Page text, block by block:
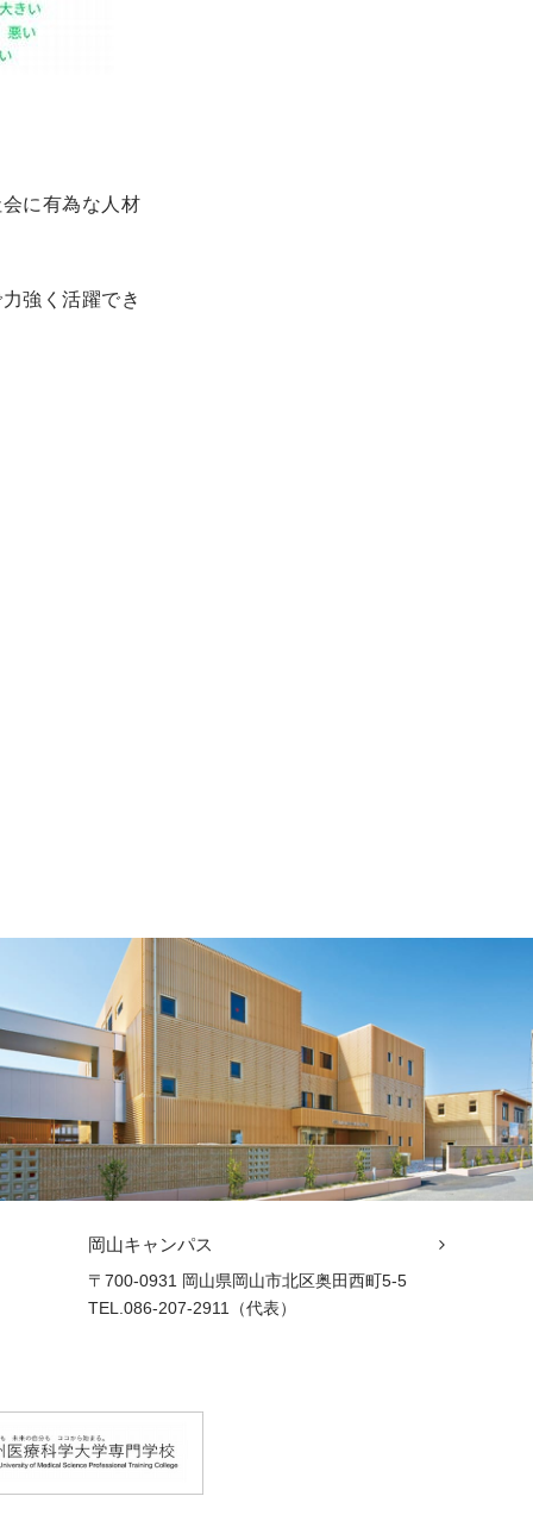
に有為な人材
強く活躍でき
岡山キャンパス
〒700-0931 岡山県岡山市北区奥田西町5-5
TEL.086-207-2911（代表）